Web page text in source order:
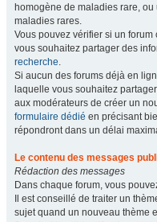
homogène de maladies rare,
maladies rares.
Vous pouvez vérifier si un
vous souhaitez partager des
recherche.
Si aucun des forums déjà en
laquelle vous souhaitez
aux modérateurs de créer un
formulaire dédié en précisant
répondront dans un délai
Le contenu des messages
Rédaction des messages
Dans chaque forum, vous
Il est conseillé de traiter un
sujet quand un nouveau thème